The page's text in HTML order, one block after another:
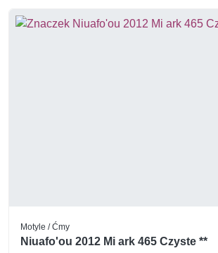
Motyle / Ćmy
Niuafo'ou 2012 Mi ark 465 Czyste **